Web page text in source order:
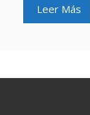
Leer Más